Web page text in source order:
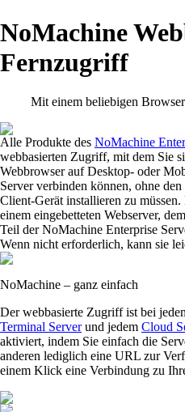
NoMachine
Fernzugriff
Mit einem beliebigen
Alle Produkte des NoMachine
webbasierten Zugriff, mit dem Sie
Webbrowser auf Desktop- oder
Server verbinden können, ohne
Client-Gerät installieren zu
einem eingebetteten Webserver,
Teil der NoMachine Enterprise
Wenn nicht erforderlich, kann sie
NoMachine – ganz einfach
Der webbasierte Zugriff ist bei
Terminal Serverund jedem Cloud
aktiviert, indem Sie einfach die
anderen lediglich eine URL zur
einem Klick eine Verbindung zu